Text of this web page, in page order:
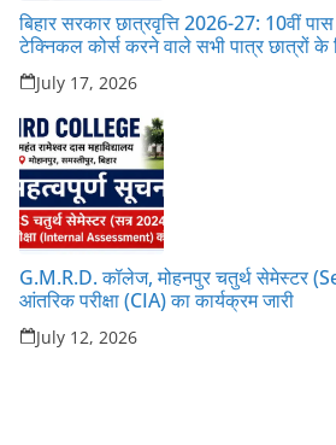
बिहार सरकार छात्रवृत्ति 2026-27: 10वीं
टेक्निकल कोर्स करने वाले सभी पात्र छात्रों
July 17, 2026
G.M.R.D. कॉलेज, मोहनपुर चतुर्थ सेमेस्टर
आंतरिक परीक्षा (CIA) का कार्यक्रम जारी
July 12, 2026